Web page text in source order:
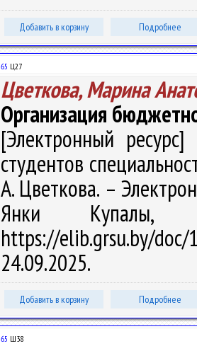
Добавить в корзину Подробнее
65 Ц27
Цветкова, Марина
Организация
[Электронный
студентов
А. Цветкова. –
Янки
https://elib.grsu.by/
24.09.2025.
Добавить в корзину Подробнее
65 Ш38